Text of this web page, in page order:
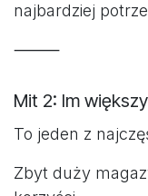
najbardziej
⸻
Mit 2: Im
To jeden z
Zbyt duży